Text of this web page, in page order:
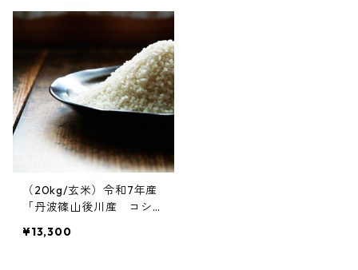
（20kg/玄米）令和7年産
「丹波篠山後川産 コシヒ
¥13,300